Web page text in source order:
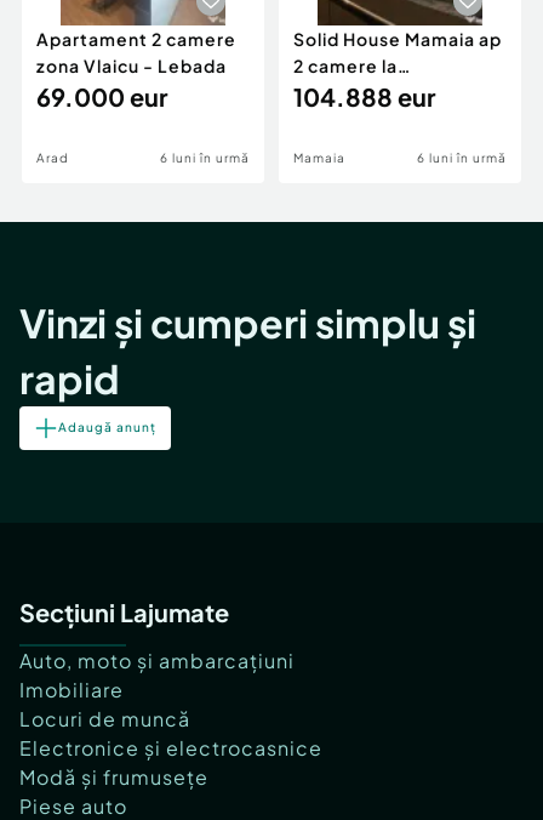
Apartament 2 camere
zona Vlaicu - Lebada
69.000 eur
Arad 6 luni în urmă
Solid House Mamaia ap
2 camere la
cheie,langa Mega
104.888 eur
Mamaia 6 luni în urmă
Vinzi și cumperi simplu și
rapid
Adaugă anunț
Secțiuni Lajumate
Auto, moto și ambarcațiuni
Imobiliare
Locuri de muncă
Electronice și electrocasnice
Modă și frumusețe
Piese auto